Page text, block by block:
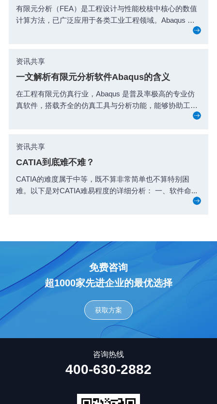
有限元分析（FEA）是工程设计与性能校核中核心的数值
计算方法，已广泛应用于各类工业工程领域。Abaqus 凭
资讯共享
一文解析有限元分析软件Abaqus的含义
在工程有限元仿真行业，Abaqus 是普及率极高的专业仿
真软件，搭载齐全的仿真工具与分析功能，能够协助工
资讯共享
CATIA到底难不难？
CATIA的难度属于中等，既不算非常简单也不算特别困
难。以下是对CATIA难易程度的详细分析： 一、软件命...
免费咨询
超1000家先进企业的最优选择
获取方案
咨询热线
400-630-2882